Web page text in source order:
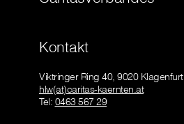
Kontakt
Viktringer Ring 40, 9020 Klagenfurt
hlw(at)caritas-kaernten.at
Tel: 0463 567 29